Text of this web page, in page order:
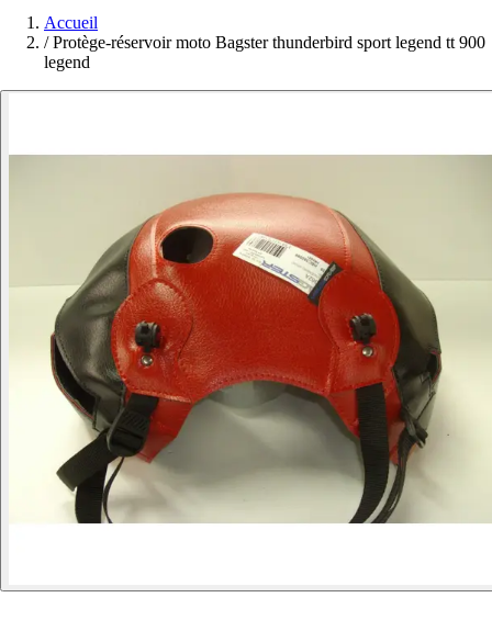
Accueil
/ Protège-réservoir moto Bagster thunderbird sport legend tt 900
legend